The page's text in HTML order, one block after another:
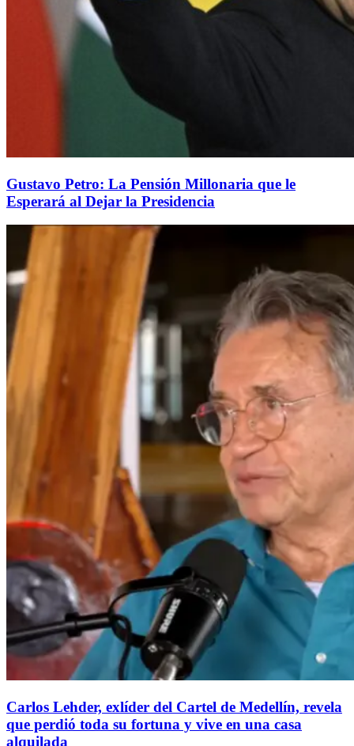
Gustavo Petro: La Pensión Millonaria que le
Esperará al Dejar la Presidencia
Carlos Lehder, exlíder del Cartel de Medellín, revela
que perdió toda su fortuna y vive en una casa
alquilada